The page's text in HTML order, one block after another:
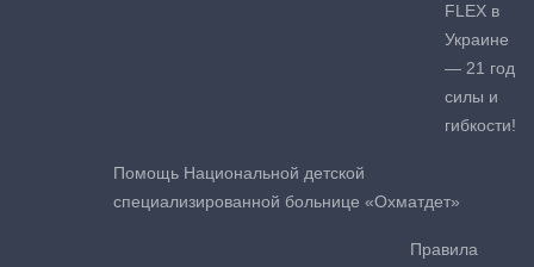
FLEX в
Украине
— 21 год
силы и
гибкости!
Помощь Национальной детской
специализированной больнице «Охматдет»
Правила